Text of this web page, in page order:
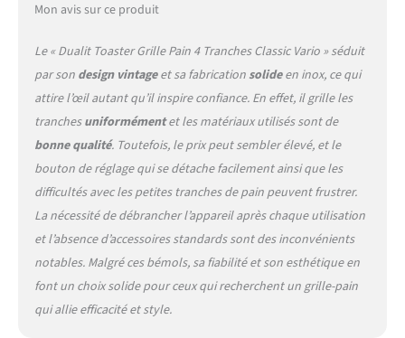
pain Classic est un produit
réparables ou remplaçables
en cas de besoin. ÉLÉMENTS
PROHEAT : Exclusivité de
chez Dualit, les éléments
ProHeat possèdent une
plaque de protection
blindée les rendant
pratiquement incassables.
Ils offrent une durée de vie
plus longue que les grilles
pain traditionnels à grille
métallique, une meilleure
Mon avis sur ce produit
Le « Dualit Toaster Grille Pain 4 Tranches Classic Vario » séduit
par son design vintageet sa fabrication solideen inox, ce qui
attire l’œil autant qu’il inspire confiance. En effet, il grille les
tranchesuniformémentet les matériaux utilisés sont de
bonne qualité. Toutefois, le prix peut sembler élevé, et le
bouton de réglage qui se détache facilement ainsi que les
difficultés avec les petites tranches de pain peuvent frustrer.
La nécessité de débrancher l’appareil après chaque utilisation
et l’absence d’accessoires standards sont des inconvénients
notables. Malgré ces bémols, sa fiabilité et son esthétique en
font un choix solide pour ceux qui recherchent un grille-pain
qui allie efficacité et style.